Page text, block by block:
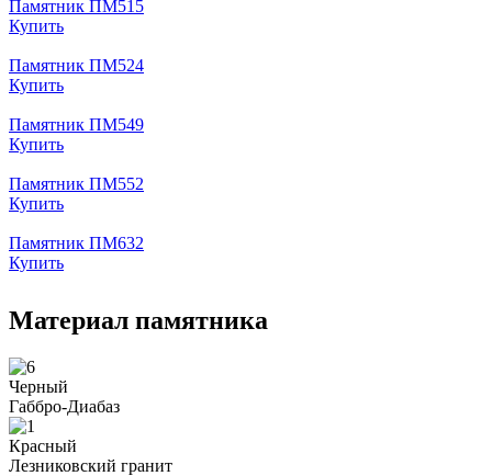
Памятник ПМ515
Купить
Памятник ПМ524
Купить
Памятник ПМ549
Купить
Памятник ПМ552
Купить
Памятник ПМ632
Купить
Материал памятника
Черный
Габбро-Диабаз
Красный
Лезниковский гранит